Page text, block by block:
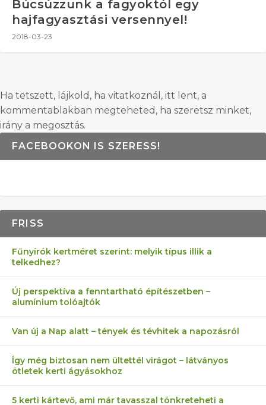
Búcsúzzunk a fagyoktól egy
hajfagyasztási versennyel!
2018-03-23
Ha tetszett, lájkold, ha vitatkoznál, itt lent, a
kommentablakban megteheted, ha szeretsz minket,
irány a megosztás.
FACEBOOKON IS SZERESS!
FRISS
Fűnyírók kertméret szerint: melyik típus illik a
telkedhez?
Új perspektíva a fenntartható építészetben –
alumínium tolóajtók
Van új a Nap alatt – tények és tévhitek a napozásról
Így még biztosan nem ültettél virágot – látványos
ötletek kerti ágyásokhoz
5 kerti kártevő, ami már tavasszal tönkreteheti a